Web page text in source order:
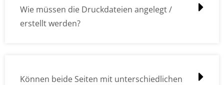
Wie müssen die Druckdateien angelegt /
erstellt werden?
Können beide Seiten mit unterschiedlichen